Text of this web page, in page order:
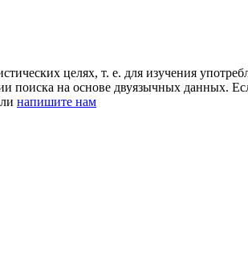
целях, т. е. для изучения
поиска на основе двуязычных данных.
напишите нам